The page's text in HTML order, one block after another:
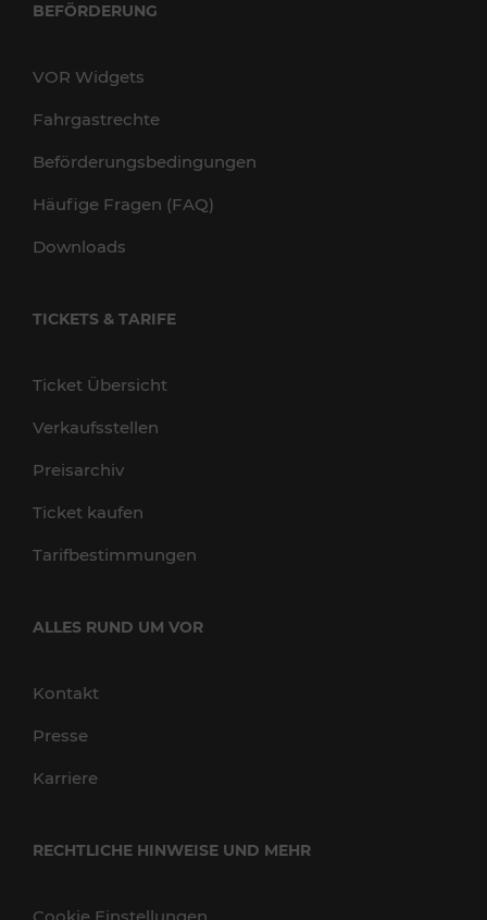
BEFÖRDERUNG
VOR Widgets
Fahrgastrechte
Beförderungsbedingungen
Häufige Fragen (FAQ)
Downloads
TICKETS & TARIFE
Ticket Übersicht
Verkaufsstellen
Preisarchiv
Ticket kaufen
Tarifbestimmungen
ALLES RUND UM VOR
Kontakt
Presse
Karriere
RECHTLICHE HINWEISE UND MEHR